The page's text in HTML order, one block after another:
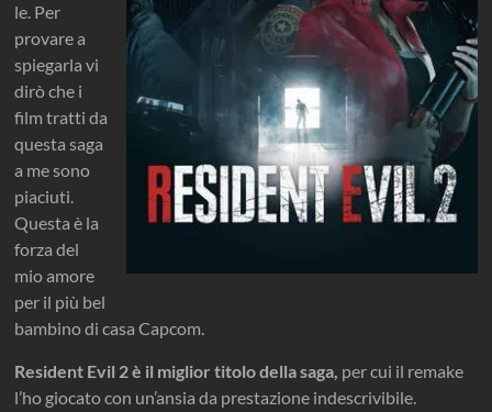
le. Per
provare a
spiegarla vi
dirò che i
film tratti da
questa saga
a me sono
piaciuti.
Questa è la
forza del
mio amore
per il più bel
bambino di casa Capcom.
Resident Evil 2 è il miglior titolo della saga, per cui il remake
l’ho giocato con un’ansia da prestazione indescrivibile.